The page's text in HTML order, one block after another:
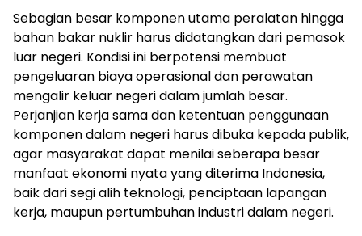
Sebagian besar komponen utama peralatan hingga
bahan bakar nuklir harus didatangkan dari pemasok
luar negeri. Kondisi ini berpotensi membuat
pengeluaran biaya operasional dan perawatan
mengalir keluar negeri dalam jumlah besar.
Perjanjian kerja sama dan ketentuan penggunaan
komponen dalam negeri harus dibuka kepada publik,
agar masyarakat dapat menilai seberapa besar
manfaat ekonomi nyata yang diterima Indonesia,
baik dari segi alih teknologi, penciptaan lapangan
kerja, maupun pertumbuhan industri dalam negeri.